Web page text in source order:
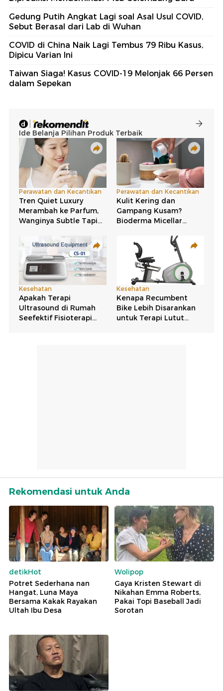
Gedung Putih Angkat Lagi soal Asal Usul COVID,
Sebut Berasal dari Lab di Wuhan
COVID di China Naik Lagi Tembus 79 Ribu Kasus,
Dipicu Varian Ini
Taiwan Siaga! Kasus COVID-19 Melonjak 66 Persen
dalam Sepekan
Rekomendasi untuk Anda
detikHot
Potret Sederhana nan
Hangat, Luna Maya
Bersama Kakak Rayakan
Ultah Ibu Desa
Wolipop
Gaya Kristen Stewart di
Nikahan Emma Roberts,
Pakai Topi Baseball Jadi
Sorotan